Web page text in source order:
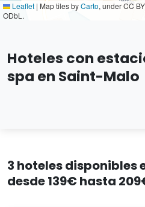
Leaflet | Map tiles byCarto, under CC
ODbL.
Hoteles con
spa en Saint-Malo
3 hoteles disponibles
desde 139€ hasta